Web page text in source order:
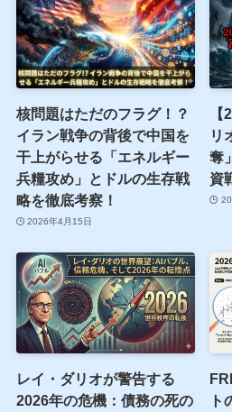
核問題はただのフラグ！？
イラン戦争の背後で中国を
干上がらせる「エネルギー
兵糧攻め」とドルの生存戦
略を徹底考察！
2026年4月15日
リ
奪
資
レイ・ダリオが警告する
2026年の危機：債務の死の
ト